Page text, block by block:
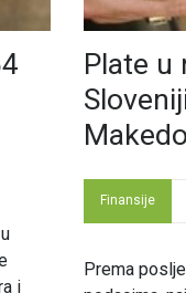
i
Plate u
Finansije
Prema